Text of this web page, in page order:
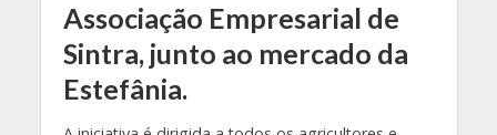
Associação Empresarial de
Sintra, junto ao mercado da
Estefânia.